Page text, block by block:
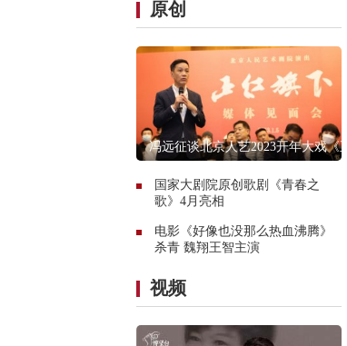
原创
冯远征谈北京人艺2023开年大戏《正
国家大剧院原创歌剧《青春之
歌》4月亮相
电影《好像也没那么热血沸腾》
杀青 魏翔王智主演
视频